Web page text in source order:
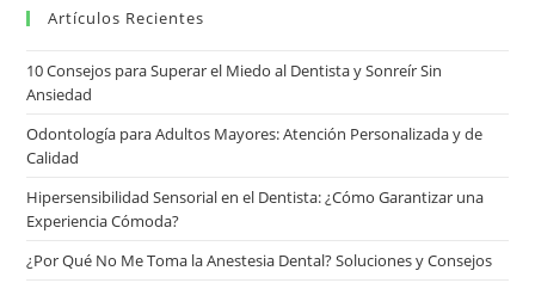
Artículos Recientes
10 Consejos para Superar el Miedo al Dentista y Sonreír Sin
Ansiedad
Odontología para Adultos Mayores: Atención Personalizada y de
Calidad
Hipersensibilidad Sensorial en el Dentista: ¿Cómo Garantizar una
Experiencia Cómoda?
¿Por Qué No Me Toma la Anestesia Dental? Soluciones y Consejos